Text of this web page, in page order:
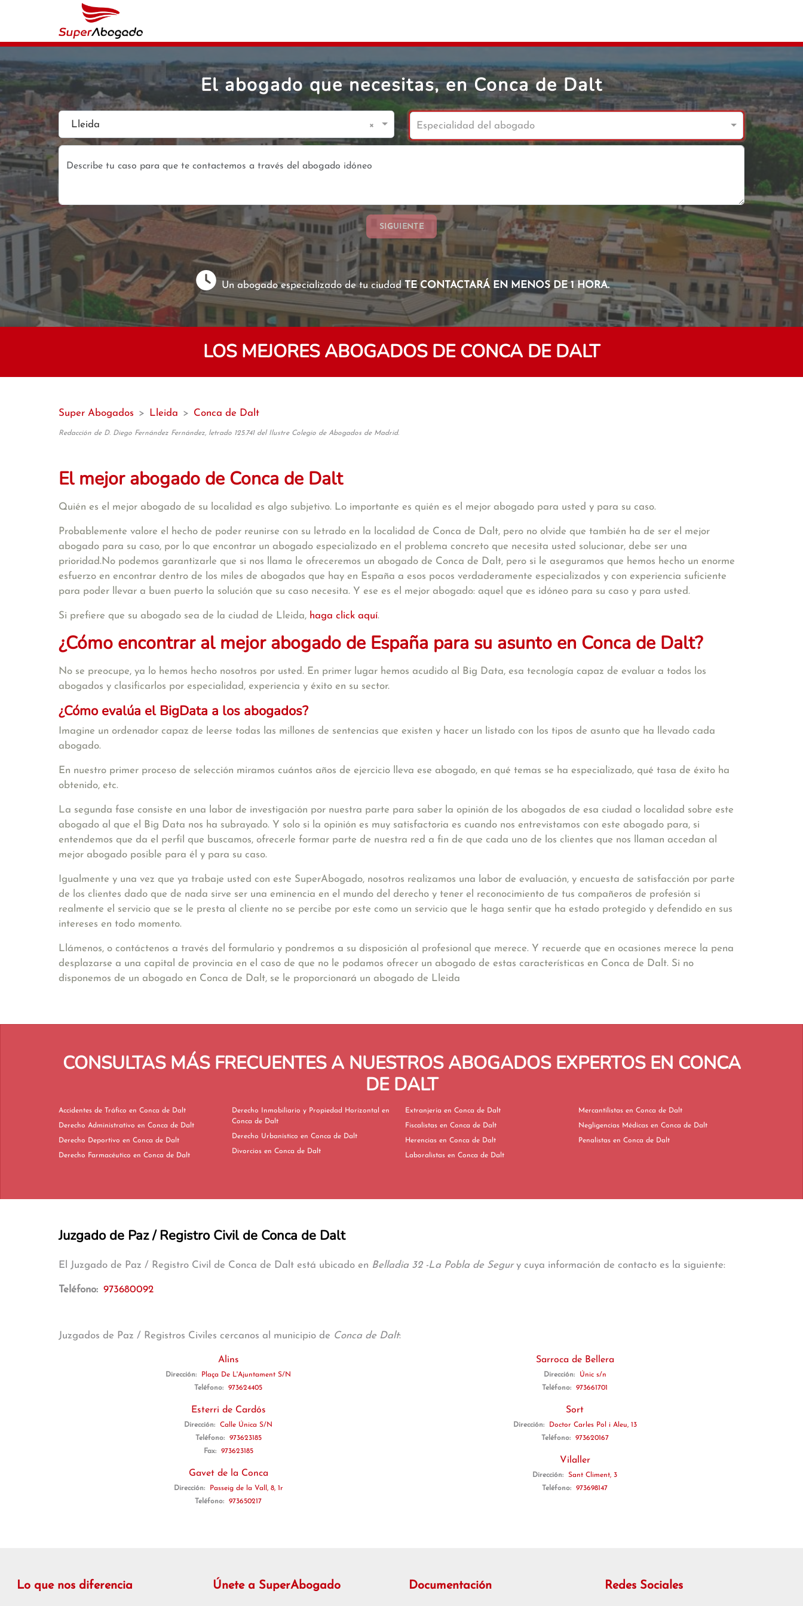
El abogado que necesitas, en Conca de Dalt
Lleida × Especialidad del abogado
SIGUIENTE
Un abogado especializado de tu ciudadTE CONTACTARÁ EN MENOS DE 1 HORA.
LOS MEJORES ABOGADOS DE CONCA DE DALT
Super Abogados > Lleida > Conca de Dalt
Redacción de D. Diego Fernández Fernández, letrado 125.741 del Ilustre Colegio de Abogados de Madrid.
El mejor abogado de Conca de Dalt
Quién es el mejor abogado de su localidad es algo subjetivo. Lo importante es quién es el mejor abogado para usted y para su caso.
Probablemente valore el hecho de poder reunirse con su letrado en la localidad de Conca de Dalt, pero no olvide que también ha de ser el mejor
abogado para su caso, por lo que encontrar un abogado especializado en el problema concreto que necesita usted solucionar, debe ser una
prioridad.No podemos garantizarle que si nos llama le ofreceremos un abogado de Conca de Dalt, pero si le aseguramos que hemos hecho un enorme
esfuerzo en encontrar dentro de los miles de abogados que hay en España a esos pocos verdaderamente especializados y con experiencia suficiente
para poder llevar a buen puerto la solución que su caso necesita. Y ese es el mejor abogado: aquel que es idóneo para su caso y para usted.
Si prefiere que su abogado sea de la ciudad de Lleida, haga click aquí.
¿Cómo encontrar al mejor abogado de España para su asunto en Conca de Dalt?
No se preocupe, ya lo hemos hecho nosotros por usted. En primer lugar hemos acudido al Big Data, esa tecnología capaz de evaluar a todos los
abogados y clasificarlos por especialidad, experiencia y éxito en su sector.
¿Cómo evalúa el BigData a los abogados?
Imagine un ordenador capaz de leerse todas las millones de sentencias que existen y hacer un listado con los tipos de asunto que ha llevado cada
abogado.
En nuestro primer proceso de selección miramos cuántos años de ejercicio lleva ese abogado, en qué temas se ha especializado, qué tasa de éxito ha
obtenido, etc.
La segunda fase consiste en una labor de investigación por nuestra parte para saber la opinión de los abogados de esa ciudad o localidad sobre este
abogado al que el Big Data nos ha subrayado. Y solo si la opinión es muy satisfactoria es cuando nos entrevistamos con este abogado para, si
entendemos que da el perfil que buscamos, ofrecerle formar parte de nuestra red a fin de que cada uno de los clientes que nos llaman accedan al
mejor abogado posible para él y para su caso.
Igualmente y una vez que ya trabaje usted con este SuperAbogado, nosotros realizamos una labor de evaluación, y encuesta de satisfacción por parte
de los clientes dado que de nada sirve ser una eminencia en el mundo del derecho y tener el reconocimiento de tus compañeros de profesión si
realmente el servicio que se le presta al cliente no se percibe por este como un servicio que le haga sentir que ha estado protegido y defendido en sus
intereses en todo momento.
Llámenos, o contáctenos a través del formulario y pondremos a su disposición al profesional que merece. Y recuerde que en ocasiones merece la pena
desplazarse a una capital de provincia en el caso de que no le podamos ofrecer un abogado de estas características en Conca de Dalt. Si no
disponemos de un abogado en Conca de Dalt, se le proporcionará un abogado de Lleida
CONSULTAS MÁS FRECUENTES A NUESTROS ABOGADOS EXPERTOS EN CONCA
DE DALT
Accidentes de Tráfico en Conca de Dalt
Derecho Administrativo en Conca de Dalt
Derecho Deportivo en Conca de Dalt
Derecho Farmacéutico en Conca de Dalt
Derecho Inmobiliario y Propiedad Horizontal en
Conca de Dalt
Derecho Urbanístico en Conca de Dalt
Divorcios en Conca de Dalt
Extranjería en Conca de Dalt
Fiscalistas en Conca de Dalt
Herencias en Conca de Dalt
Laboralistas en Conca de Dalt
Mercantilistas en Conca de Dalt
Negligencias Médicas en Conca de Dalt
Penalistas en Conca de Dalt
Juzgado de Paz / Registro Civil de Conca de Dalt
El Juzgado de Paz / Registro Civil de Conca de Dalt está ubicado en Belladia 32 -La Pobla de Segury cuya información de contacto es la siguiente:
Teléfono: 973680092
Juzgados de Paz / Registros Civiles cercanos al municipio de Conca de Dalt:
Alins
Dirección:
Plaça De L'Ajuntament S/N
Teléfono:
973624405
Esterri de Cardós
Dirección:
Calle Única S/N
Teléfono:
973623185
Fax:
973623185
Gavet de la Conca
Dirección:
Passeig de la Vall, 8, 1r
Teléfono:
973650217
Sarroca de Bellera
Dirección:
Únic s/n
Teléfono:
973661701
Sort
Dirección:
Doctor Carles Pol i Aleu, 13
Teléfono:
973620167
Vilaller
Dirección:
Sant Climent, 3
Teléfono:
973698147
Lo que nos diferencia Únete a SuperAbogado Documentación Redes Sociales